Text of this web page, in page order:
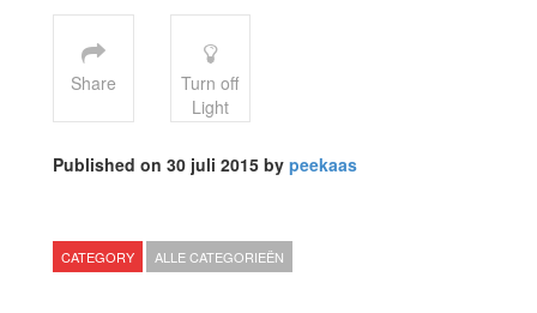
Share
Turn off
Light
Published on 30 juli 2015 by peekaas
CATEGORY ALLE CATEGORIEËN